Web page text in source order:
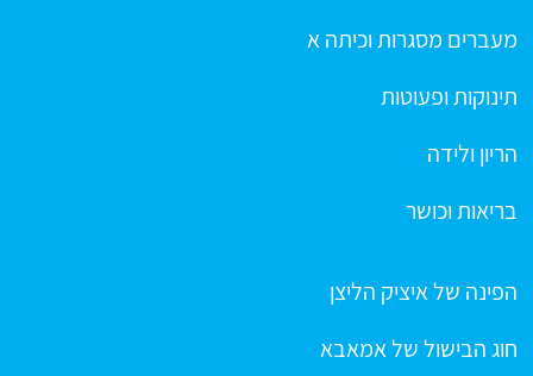
מעברים מסגרות וכיתה א
תינוקות ופעוטות
הריון ולידה
בריאות וכושר
הפינה של איציק הליצן
חוג הבישול של אמאבא